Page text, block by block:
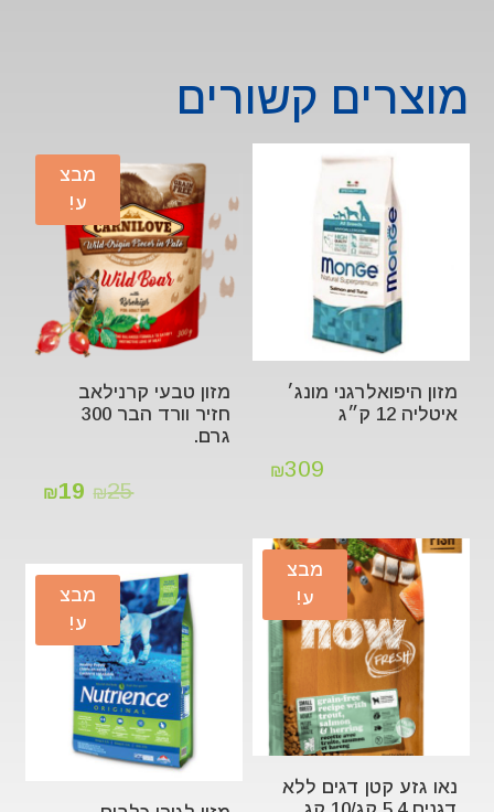
מוצרים קשורים
מזון היפואלרגני מונג׳
איטליה 12 ק״ג
₪309
מבצ
ע!
מזון טבעי קרנילאב
חזיר וורד הבר 300
גרם.
₪25
₪19
מבצ
ע!
נאו גזע קטן דגים ללא
מבצ
ע!